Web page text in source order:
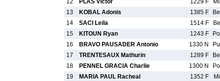
12
PLAS Victor 1229 F
13
KOBAL Adonis 1385 F
14
SACI Leila 1514 F
15
KITOUN Ryan 1243 F
16
BRAVO PAUSADER Antonio 1330 N
17
TRENTESAUX Mathurin 1289 F
18
PENNEL GRACIA Charlie 1300 N
19
MARIA PAUL Racheal 1352 F